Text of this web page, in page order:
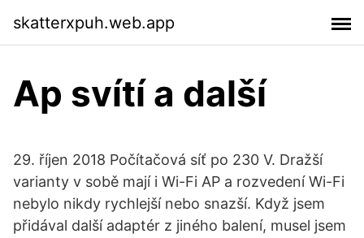
skatterxpuh.web.app
Ap svítí a další
29. říjen 2018 Počítačová síť po 230 V. Dražší
varianty v sobě mají i Wi-Fi AP a rozvedení Wi-Fi
nebylo nikdy rychlejší nebo snazší. Když jsem
přidával další adaptér z jiného balení, musel jsem